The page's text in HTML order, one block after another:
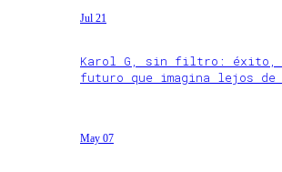
Jul 21
Karol G, sin filtro: éxito,
futuro que imagina lejos de
May 07